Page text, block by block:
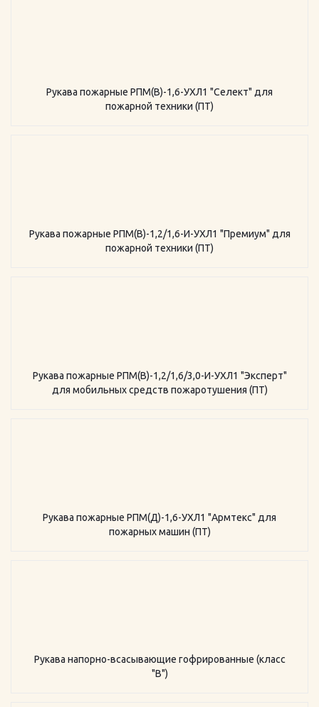
Рукава пожарные РПМ(В)-1,6-УХЛ1 "Селект" для
пожарной техники (ПТ)
Рукава пожарные РПМ(В)-1,2/1,6-И-УХЛ1 "Премиум" для
пожарной техники (ПТ)
Рукава пожарные РПМ(В)-1,2/1,6/3,0-И-УХЛ1 "Эксперт"
для мобильных средств пожаротушения (ПТ)
Рукава пожарные РПМ(Д)-1,6-УХЛ1 "Армтекс" для
пожарных машин (ПТ)
Рукава напорно-всасывающие гофрированные (класс
"В")